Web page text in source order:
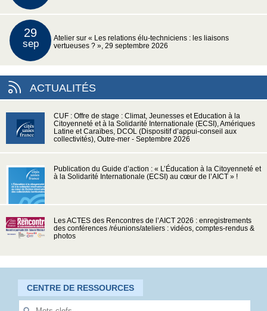
29
sep
Atelier sur « Les relations élu-techniciens : les liaisons
vertueuses ? », 29 septembre 2026
ACTUALITÉS
CUF : Offre de stage : Climat, Jeunesses et Education à la
Citoyenneté et à la Solidarité Internationale (ECSI), Amériques
Latine et Caraïbes, DCOL (Dispositif d’appui-conseil aux
collectivités), Outre-mer - Septembre 2026
Publication du Guide d’action : « L’Éducation à la Citoyenneté et
à la Solidarité Internationale (ECSI) au cœur de l’AICT » !
Les ACTES des Rencontres de l’AICT 2026 : enregistrements
des conférences /réunions/ateliers : vidéos, comptes-rendus &
photos
CENTRE DE RESSOURCES